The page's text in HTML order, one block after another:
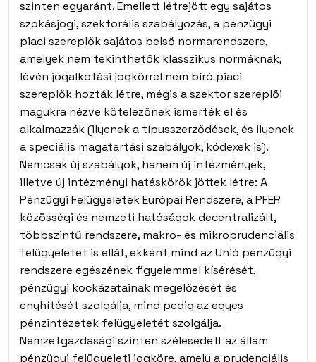
szinten egyaránt. Emellett létrejött egy sajátos
szokásjogi, szektorális szabályozás, a pénzügyi
piaci szereplők sajátos belső normarendszere,
amelyek nem tekinthetők klasszikus normáknak,
lévén jogalkotási jogkörrel nem bíró piaci
szereplők hozták létre, mégis a szektor szereplői
magukra nézve kötelezőnek ismerték el és
alkalmazzák (ilyenek a típusszerződések, és ilyenek
a speciális magatartási szabályok, kódexek is).
Nemcsak új szabályok, hanem új intézmények,
illetve új intézményi hatáskörök jöttek létre: A
Pénzügyi Felügyeletek Európai Rendszere, a PFER
közösségi és nemzeti hatóságok decentralizált,
többszintű rendszere, makro- és mikroprudenciális
felügyeletet is ellát, ekként mind az Unió pénzügyi
rendszere egészének figyelemmel kísérését,
pénzügyi kockázatainak megelőzését és
enyhítését szolgálja, mind pedig az egyes
pénzintézetek felügyeletét szolgálja.
Nemzetgazdasági szinten szélesedett az állam
pénzügyi felügyeleti jogköre, amely a prudenciális